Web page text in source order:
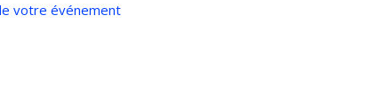
votre événement